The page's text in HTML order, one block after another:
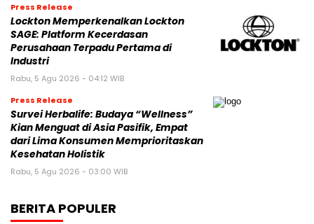
Press Release
Lockton Memperkenalkan Lockton
SAGE: Platform Kecerdasan
Perusahaan Terpadu Pertama di
Industri
Rabu, 5 Agu 2026 - 04:12 WIB
Press Release
Survei Herbalife: Budaya “Wellness”
Kian Menguat di Asia Pasifik, Empat
dari Lima Konsumen Memprioritaskan
Kesehatan Holistik
Rabu, 5 Agu 2026 - 03:00 WIB
BERITA POPULER